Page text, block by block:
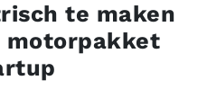
te maken